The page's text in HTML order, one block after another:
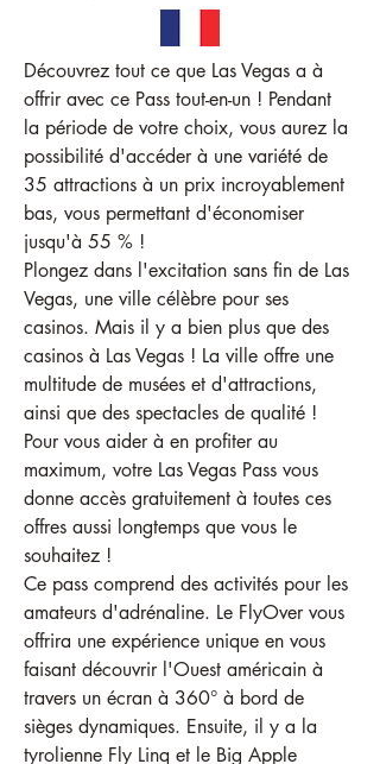
Découvrez tout ce que Las Vegas a à
offrir avec ce Pass tout-en-un ! Pendant
la période de votre choix, vous aurez la
possibilité d'accéder à une variété de
35 attractions à un prix incroyablement
bas, vous permettant d'économiser
jusqu'à 55 % !
Plongez dans l'excitation sans fin de Las
Vegas, une ville célèbre pour ses
casinos. Mais il y a bien plus que des
casinos à Las Vegas ! La ville offre une
multitude de musées et d'attractions,
ainsi que des spectacles de qualité !
Pour vous aider à en profiter au
maximum, votre Las Vegas Pass vous
donne accès gratuitement à toutes ces
offres aussi longtemps que vous le
souhaitez !
Ce pass comprend des activités pour les
amateurs d'adrénaline. Le FlyOver vous
offrira une expérience unique en vous
faisant découvrir l'Ouest américain à
travers un écran à 360° à bord de
sièges dynamiques. Ensuite, il y a la
tyrolienne Fly Linq et le Big Apple